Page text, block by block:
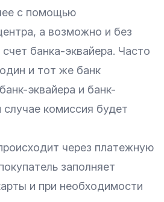
с помощью
а возможно и без
банка-эквайера. Часто
и тот же банк
эквайера и банк-
комиссия будет
через платежную
заполняет
и при необходимости